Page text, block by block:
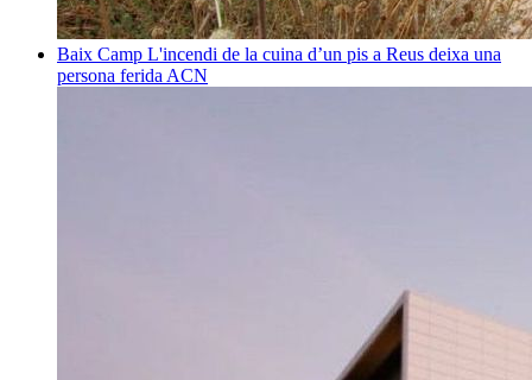
Baix Camp L'incendi de la cuina d’un pis a Reus deixa una
persona ferida ACN